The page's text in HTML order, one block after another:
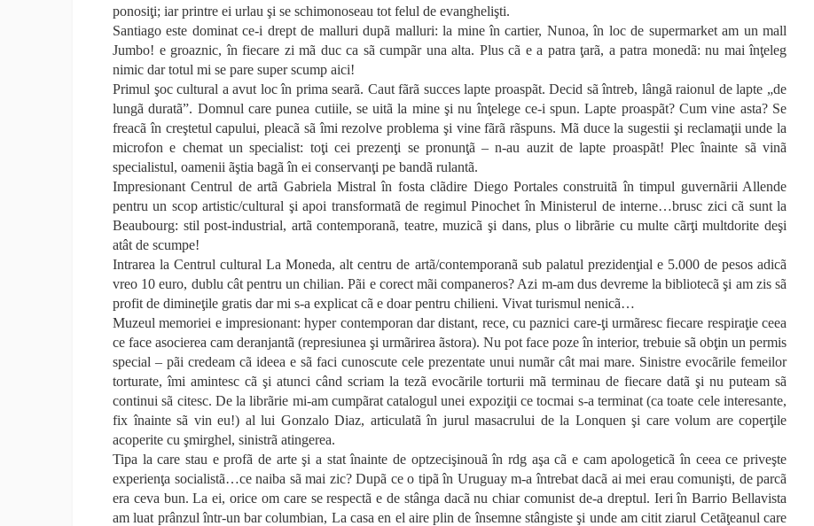
ponosiţi; iar printre ei urlau şi se schimonoseau tot felul de evanghelişti.
Santiago este dominat ce-i drept de malluri dupã malluri: la mine în cartier, Nunoa, în loc de supermarket am un mall
Jumbo! e groaznic, în fiecare zi mã duc ca sã cumpãr una alta. Plus cã e a patra ţarã, a patra monedã: nu mai înţeleg
nimic dar totul mi se pare super scump aici!
Primul şoc cultural a avut loc în prima searã. Caut fãrã succes lapte proaspãt. Decid sã întreb, lângã raionul de lapte „de
lungã duratã”. Domnul care punea cutiile, se uitã la mine şi nu înţelege ce-i spun. Lapte proaspãt? Cum vine asta? Se
freacã în creştetul capului, pleacã sã îmi rezolve problema şi vine fãrã rãspuns. Mã duce la sugestii şi reclamaţii unde la
microfon e chemat un specialist: toţi cei prezenţi se pronunţã – n-au auzit de lapte proaspãt! Plec înainte sã vinã
specialistul, oamenii ãştia bagã în ei conservanţi pe bandã rulantã.
Impresionant Centrul de artã Gabriela Mistral în fosta clãdire Diego Portales construitã în timpul guvernãrii Allende
pentru un scop artistic/cultural şi apoi transformatã de regimul Pinochet în Ministerul de interne…brusc zici cã sunt la
Beaubourg: stil post-industrial, artã contemporanã, teatre, muzicã şi dans, plus o librãrie cu multe cãrţi multdorite deşi
atât de scumpe!
Intrarea la Centrul cultural La Moneda, alt centru de artã/contemporanã sub palatul prezidenţial e 5.000 de pesos adicã
vreo 10 euro, dublu cât pentru un chilian. Pãi e corect mãi companeros? Azi m-am dus devreme la bibliotecã şi am zis sã
profit de dimineţile gratis dar mi s-a explicat cã e doar pentru chilieni. Vivat turismul nenicã…
Muzeul memoriei e impresionant: hyper contemporan dar distant, rece, cu paznici care-ţi urmãresc fiecare respiraţie ceea
ce face asocierea cam deranjantã (represiunea şi urmãrirea ãstora). Nu pot face poze în interior, trebuie sã obţin un permis
special – pãi credeam cã ideea e sã faci cunoscute cele prezentate unui numãr cât mai mare. Sinistre evocãrile femeilor
torturate, îmi amintesc cã şi atunci când scriam la tezã evocãrile torturii mã terminau de fiecare datã şi nu puteam sã
continui sã citesc. De la librãrie mi-am cumpãrat catalogul unei expoziţii ce tocmai s-a terminat (ca toate cele interesante,
fix înainte sã vin eu!) al lui Gonzalo Diaz, articulatã în jurul masacrului de la Lonquen şi care volum are coperţile
acoperite cu şmirghel, sinistrã atingerea.
Tipa la care stau e profã de arte şi a stat înainte de optzecişinouã în rdg aşa cã e cam apologeticã în ceea ce priveşte
experienţa socialistã…ce naiba sã mai zic? Dupã ce o tipã în Uruguay m-a întrebat dacã ai mei erau comunişti, de parcã
era ceva bun. La ei, orice om care se respectã e de stânga dacã nu chiar comunist de-a dreptul. Ieri în Barrio Bellavista
am luat prânzul într-un bar columbian, La casa en el aire plin de însemne stângiste şi unde am citit ziarul Cetãţeanul care